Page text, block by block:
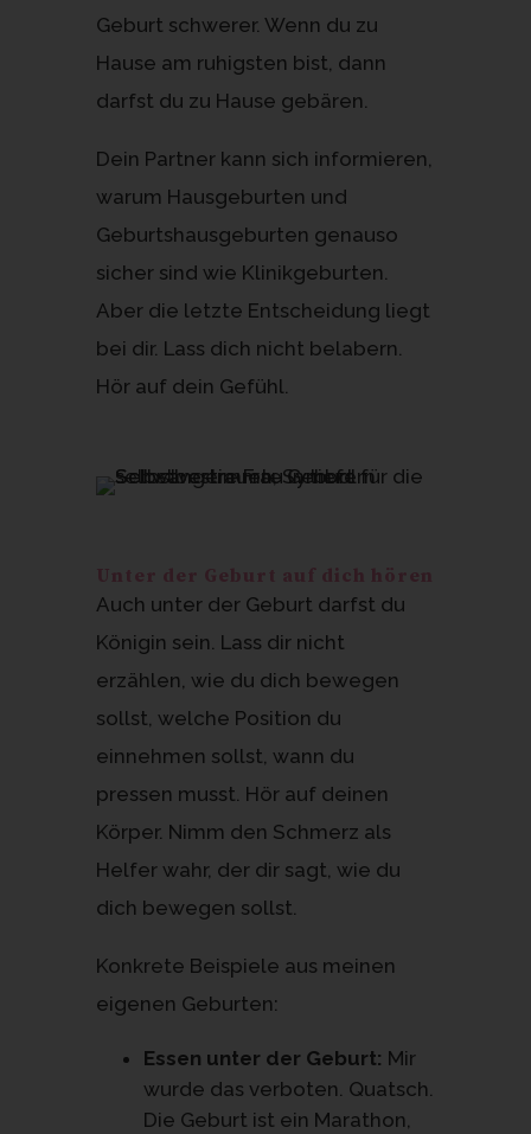
Geburt schwerer. Wenn du zu
Hause am ruhigsten bist, dann
darfst du zu Hause gebären.
Dein Partner kann sich informieren,
warum Hausgeburten und
Geburtshausgeburten genauso
sicher sind wie Klinikgeburten.
Aber die letzte Entscheidung liegt
bei dir. Lass dich nicht belabern.
Hör auf dein Gefühl.
Unter der Geburt auf dich hören
Auch unter der Geburt darfst du
Königin sein. Lass dir nicht
erzählen, wie du dich bewegen
sollst, welche Position du
einnehmen sollst, wann du
pressen musst. Hör auf deinen
Körper. Nimm den Schmerz als
Helfer wahr, der dir sagt, wie du
dich bewegen sollst.
Konkrete Beispiele aus meinen
eigenen Geburten:
Essen unter der Geburt: Mir
wurde das verboten. Quatsch.
Die Geburt ist ein Marathon,